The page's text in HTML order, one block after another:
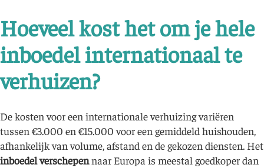
Hoeveel kost het om je hele
inboedel internationaal te
verhuizen?
De kosten voor een internationale verhuizing variëren
tussen €3.000 en €15.000 voor een gemiddeld huishouden,
afhankelijk van volume, afstand en de gekozen diensten. Het
inboedel verschepennaar Europa is meestal goedkoper dan